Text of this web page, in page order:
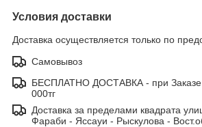
Условия доставки
Доставка осуществляется только по
Самовывоз
БЕСПЛАТНО ДОСТАВКА - при Заказе
000тг
Доставка за пределами квадрата
Фараби - Яссауи - Рыскулова -